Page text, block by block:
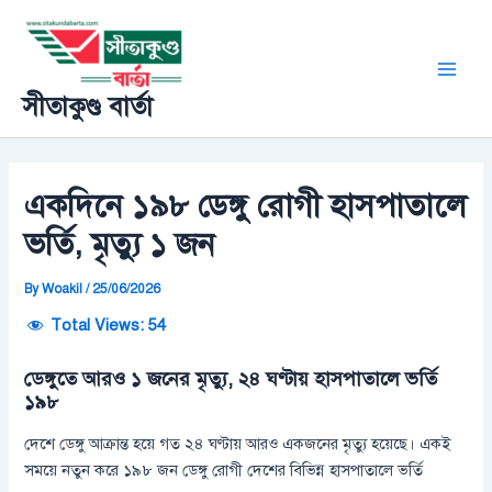
content
সীতাকুণ্ড বার্তা
একদিনে ১৯৮ ডেঙ্গু রোগী হাসপাতালে
ভর্তি, মৃত্যু ১ জন
ByWoakil/ 25/06/2026
Total Views: 54
ডেঙ্গুতে আরও ১ জনের মৃত্যু, ২৪ ঘণ্টায় হাসপাতালে ভর্তি
১৯৮
দেশে ডেঙ্গু আক্রান্ত হয়ে গত ২৪ ঘণ্টায় আরও একজনের মৃত্যু হয়েছে। একই
সময়ে নতুন করে ১৯৮ জন ডেঙ্গু রোগী দেশের বিভিন্ন হাসপাতালে ভর্তি
navigation